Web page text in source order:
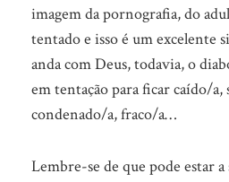
imagem da pornografia, do
tentado e isso é um excelente
anda com Deus, todavia, o
em tentação para ficar caído/a,
condenado/a, fraco/a…
Lembre-se de que pode estar